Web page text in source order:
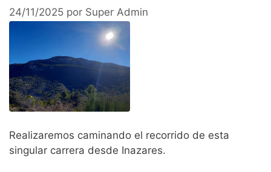
24/11/2025 por Super Admin
Realizaremos caminando el recorrido de esta
singular carrera desde Inazares.